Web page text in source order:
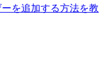
を追加する方法を教